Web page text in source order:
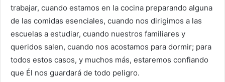
trabajar, cuando estamos en la cocina preparando alguna
de las comidas esenciales, cuando nos dirigimos a las
escuelas a estudiar, cuando nuestros familiares y
queridos salen, cuando nos acostamos para dormir; para
todos estos casos, y muchos más, estaremos confiando
que Él nos guardará de todo peligro.